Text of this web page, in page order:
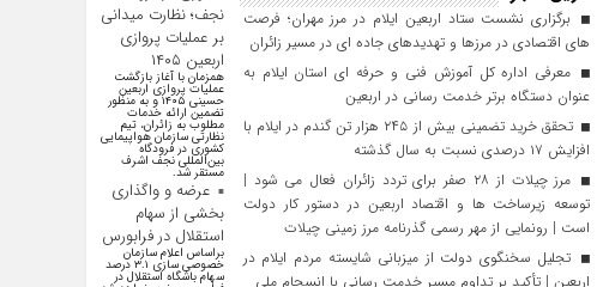
برگزاری نشست ستاد اربعین ایلام در مرز مهران؛ فرصت‌
های اقتصادی در مرزها و تهدیدهای جاده‌ ای در مسیر زائران
معرفی اداره کل آموزش فنی و حرفه‌ ای استان ایلام به‌
عنوان دستگاه برتر خدمت‌ رسانی در اربعین
تحقق خرید تضمینی بیش از ۲۴۵ هزار تن گندم در ایلام با
افزایش ۱۷ درصدی نسبت به سال گذشته
مرز چیلات از ۲۸ صفر برای تردد زائران فعال می‌ شود |
توسعه زیرساخت‌ ها و اقتصاد اربعین در دستور کار دولت
است | رونمایی از مهر رسمی گذرنامه مرز زمینی چیلات
تجلیل سخنگوی دولت از میزبانی شایسته مردم ایلام در
اربعین | تأکید بر تداوم مسیر خدمت‌ رسانی با انسجام ملی
نجف؛ نظارت میدانی
بر عملیات پروازی
اربعین ۱۴۰۵
همزمان با آغاز بازگشت
عملیات پروازی اربعین
حسینی ۱۴۰۵ و به منظور
تضمین ارائه خدمات
مطلوب به زائران، تیم
نظارتی سازمان هواپیمایی
کشوری در فرودگاه
بین‌المللی نجف اشرف
مستقر شد.
عرضه و واگذاری
بخشی از سهام
استقلال در فرابورس
براساس اعلام سازمان
خصوصی سازی ۳.۱ درصد
سهام باشگاه استقلال در